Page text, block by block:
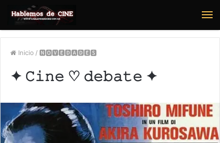
Inicio / 🅽🅾🆅🅴🅳🅰🅳🅴🆂
✦ 𝙲𝚒𝚗𝚎 ♡ 𝚍𝚎𝚋𝚊𝚝𝚎 ✦